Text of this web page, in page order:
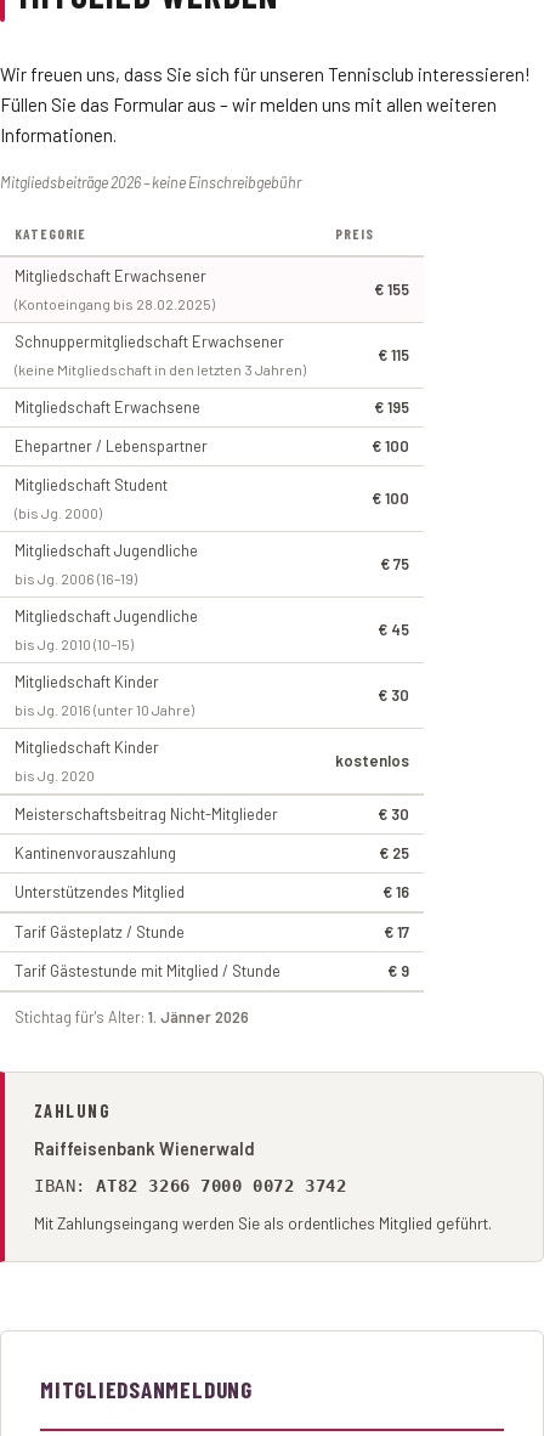
Wir freuen uns, dass Sie sich für unseren Tennisclub interessieren!
Füllen Sie das Formular aus – wir melden uns mit allen weiteren
Informationen.
Mitgliedsbeiträge 2026 – keine Einschreibgebühr
KATEGORIE PREIS
Mitgliedschaft Erwachsener
(Kontoeingang bis 28.02.2025)
€ 155
Schnuppermitgliedschaft Erwachsener
(keine Mitgliedschaft in den letzten 3 Jahren)
€ 115
Mitgliedschaft Erwachsene
€ 195
Ehepartner / Lebenspartner
€ 100
Mitgliedschaft Student
(bis Jg. 2000)
€ 100
Mitgliedschaft Jugendliche
bis Jg. 2006 (16–19)
€ 75
Mitgliedschaft Jugendliche
bis Jg. 2010 (10–15)
€ 45
Mitgliedschaft Kinder
bis Jg. 2016 (unter 10 Jahre)
€ 30
Mitgliedschaft Kinder
bis Jg. 2020
kostenlos
Meisterschaftsbeitrag Nicht-Mitglieder
€ 30
Kantinenvorauszahlung
€ 25
Unterstützendes Mitglied
€ 16
Tarif Gästeplatz / Stunde
€ 17
Tarif Gästestunde mit Mitglied / Stunde
€ 9
Stichtag für's Alter: 1. Jänner 2026
ZAHLUNG
Raiffeisenbank Wienerwald
IBAN:AT82 3266 7000 0072 3742
Mit Zahlungseingang werden Sie als ordentliches Mitglied geführt.
MITGLIEDSANMELDUNG